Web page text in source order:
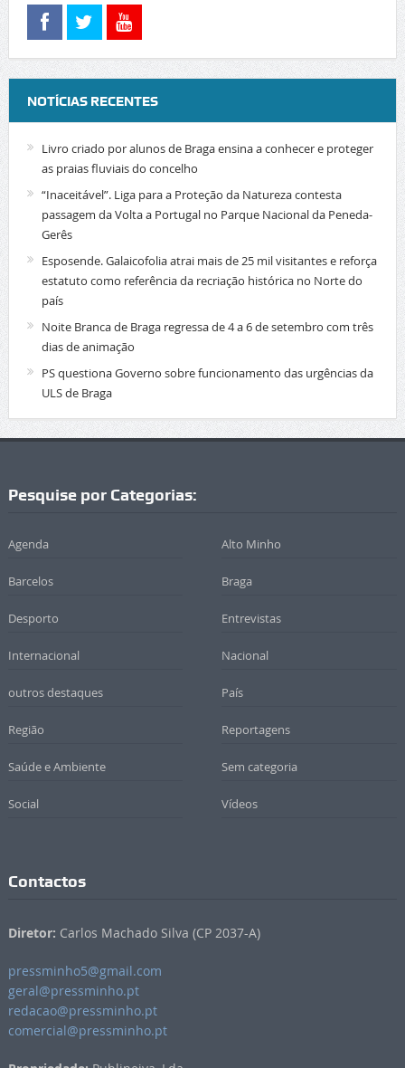
NOTÍCIAS RECENTES
Livro criado por alunos de Braga ensina a conhecer e proteger
as praias fluviais do concelho
“Inaceitável”. Liga para a Proteção da Natureza contesta
passagem da Volta a Portugal no Parque Nacional da Peneda-
Gerês
Esposende. Galaicofolia atrai mais de 25 mil visitantes e reforça
estatuto como referência da recriação histórica no Norte do
país
Noite Branca de Braga regressa de 4 a 6 de setembro com três
dias de animação
PS questiona Governo sobre funcionamento das urgências da
ULS de Braga
Pesquise por Categorias:
Agenda Alto Minho
Barcelos Braga
Desporto Entrevistas
Internacional Nacional
outros destaques País
Região Reportagens
Saúde e Ambiente Sem categoria
Social Vídeos
Contactos
Diretor: Carlos Machado Silva (CP 2037-A)
pressminho5@gmail.com
geral@pressminho.pt
redacao@pressminho.pt
comercial@pressminho.pt